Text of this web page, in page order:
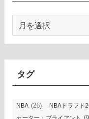
カ
イ
タグ
NBA (26) NBAドラフト